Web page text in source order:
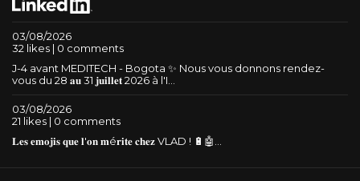
03/08/2026
32 likes | 0 comments
J-4 avant MEDITECH - Bogota ✨ Nous vous donnons rendez-
vous du 28 𝐚𝐮 31 𝐣𝐮𝐢𝐥𝐥𝐞𝐭 2026 à l'I...
03/08/2026
21 likes | 0 comments
𝐋𝐞𝐬 𝐞𝐦𝐨𝐣𝐢𝐬 𝐪𝐮𝐞 𝐥'𝐨𝐧 𝐦é𝐫𝐢𝐭𝐞 𝐜𝐡𝐞𝐳 VLAD ! 🔋🤖...